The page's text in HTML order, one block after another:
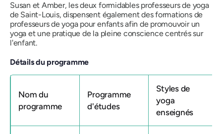
Susan et Amber, les deux formidables professeurs de yoga
de Saint-Louis, dispensent également des formations de
professeurs de yoga pour enfants afin de promouvoir un
yoga et une pratique de la pleine conscience centrés sur
l'enfant.
Détails du programme
Nom du
programme
Programme
d'études
Styles de
yoga
enseignés